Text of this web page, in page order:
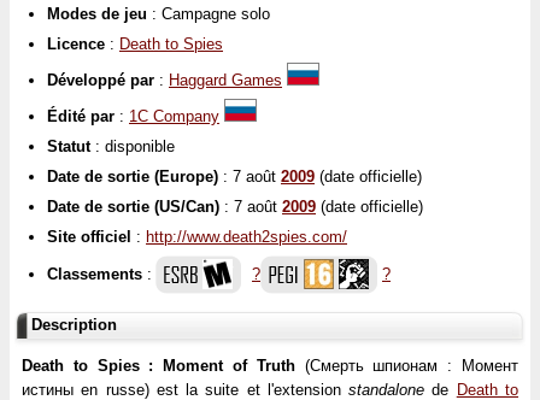
Modes de jeu : Campagne solo
Licence : Death to Spies
Développé par : Haggard Games
Édité par : 1C Company
Statut: disponible
Date de sortie (Europe) : 7 août 2009 (date officielle)
Date de sortie (US/Can) : 7 août 2009 (date officielle)
Site officiel : http://www.death2spies.com/
Classements : ? ?
Description
Death to Spies : Moment of Truth(Смерть шпионам : Момент
истины en russe) est la suite et l'extensionstandalone de Death to